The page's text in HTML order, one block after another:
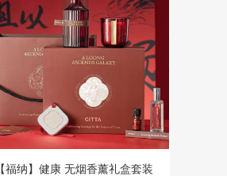
【福纳】健康 无烟香薰礼盒套装